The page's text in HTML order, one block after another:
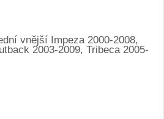
vnější Impeza 2000-2008,
2003-2009, Tribeca 2005-